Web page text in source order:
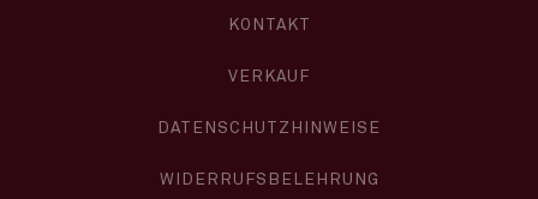
KONTAKT
VERKAUF
DATENSCHUTZHINWEISE
WIDERRUFSBELEHRUNG